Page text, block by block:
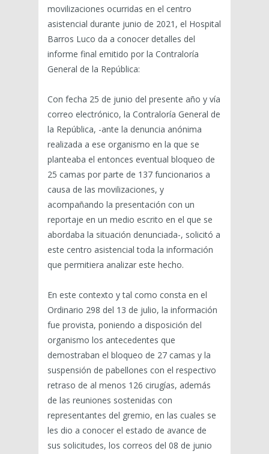
movilizaciones ocurridas en el centro
asistencial durante junio de 2021, el Hospital
Barros Luco da a conocer detalles del
informe final emitido por la Contraloría
General de la República:
Con fecha 25 de junio del presente año y vía
correo electrónico, la Contraloría General de
la República, -ante la denuncia anónima
realizada a ese organismo en la que se
planteaba el entonces eventual bloqueo de
25 camas por parte de 137 funcionarios a
causa de las movilizaciones, y
acompañando la presentación con un
reportaje en un medio escrito en el que se
abordaba la situación denunciada-, solicitó a
este centro asistencial toda la información
que permitiera analizar este hecho.
En este contexto y tal como consta en el
Ordinario 298 del 13 de julio, la información
fue provista, poniendo a disposición del
organismo los antecedentes que
demostraban el bloqueo de 27 camas y la
suspensión de pabellones con el respectivo
retraso de al menos 126 cirugías, además
de las reuniones sostenidas con
representantes del gremio, en las cuales se
les dio a conocer el estado de avance de
sus solicitudes, los correos del 08 de junio